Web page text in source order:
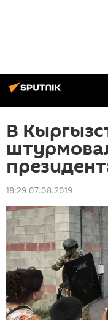
В
18:29 07.08.2019